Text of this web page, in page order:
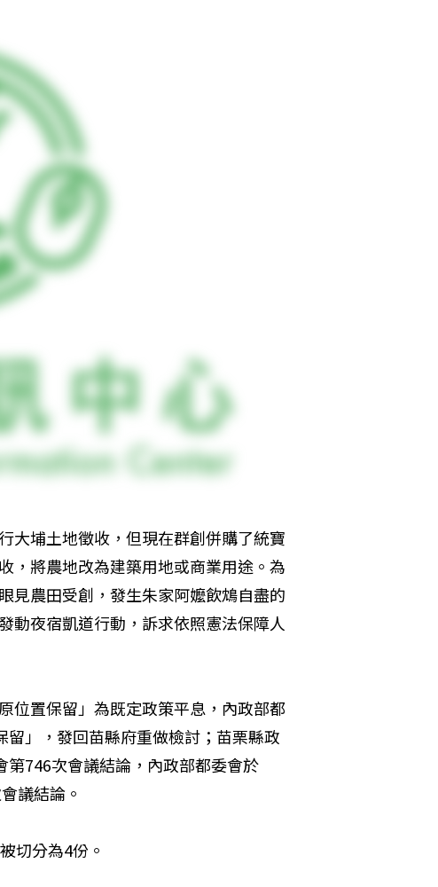
大埔土地徵收，但現在群創併購了統寶
，將農地改為建築用地或商業用途。為
見農田受創，發生朱家阿嬤飲鴆自盡的
動夜宿凱道行動，訴求依照憲法保障人
位置保留」為既定政策平息，內政部都
」，發回苗縣府重做檢討；苗栗縣政
746次會議結論，內政部都委會於
議結論。
切分為4份。